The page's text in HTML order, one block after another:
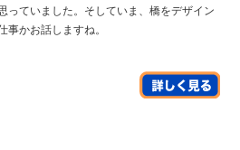
っていました。そしていま、橋をデザイン
事かお話しますね。